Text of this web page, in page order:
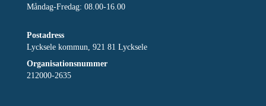
Måndag-Fredag: 08.00-16.00
Postadress
Lycksele kommun, 921 81 Lycksele
Organisationsnummer
212000-2635